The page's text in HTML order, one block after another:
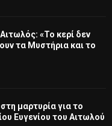
«Το κερί δεν
τα Μυστήρια και το
μαρτυρία για το
Ευγενίου του Αιτωλού